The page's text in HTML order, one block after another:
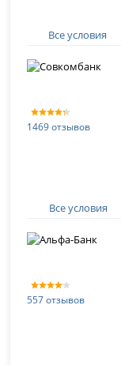
Все условия
1469 отзывов
Все условия
557 отзывов